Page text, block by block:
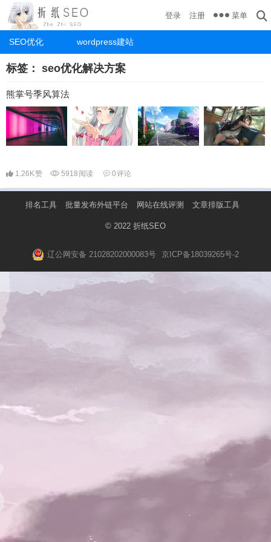
SEO优化 wordpress建站
登录 注册 菜单
标签： seo优化解决方案
熊掌号季风算法
1.26K赞 5918 阅读 0评论
排名工具 批量发布外链平台 网站在线评测 文章排版工具
© 2022 折纸SEO
辽公网安备 21028202000083号 京ICP备18039265号-2